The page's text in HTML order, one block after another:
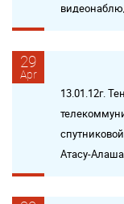
29
Apr
13.01.12г.
Атасу-